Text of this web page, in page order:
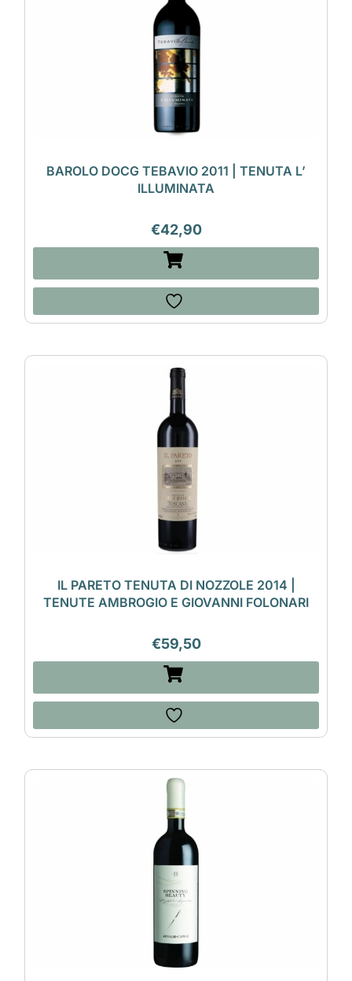
BAROLO DOCG TEBAVIO 2011 | TENUTA L’
ILLUMINATA
€42,90
IL PARETO TENUTA DI NOZZOLE 2014 |
TENUTE AMBROGIO E GIOVANNI FOLONARI
€59,50